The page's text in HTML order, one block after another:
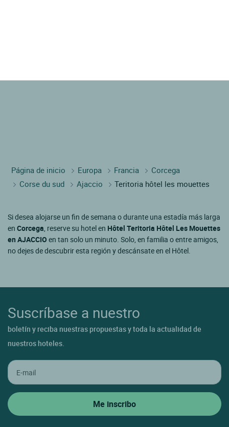
Página de inicio Europa Francia
Corcega
Corse du sud
Ajaccio Teritoria hôtel les mouettes
Si desea alojarse un fin de semana o durante una estadía más larga
en Corcega, reserve su hotel en Hôtel Teritoria Hôtel Les Mouettes
en AJACCIO en tan solo un minuto. Solo, en familia o entre amigos,
no dejes de descubrir esta región y descánsate en el Hôtel.
Suscríbase a nuestro
boletín y reciba nuestras propuestas y toda la actualidad de
nuestros hoteles.